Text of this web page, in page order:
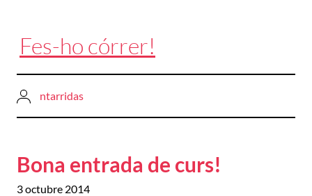
Fes-ho córrer!
ntarridas
Bona entrada de curs!
3 octubre 2014